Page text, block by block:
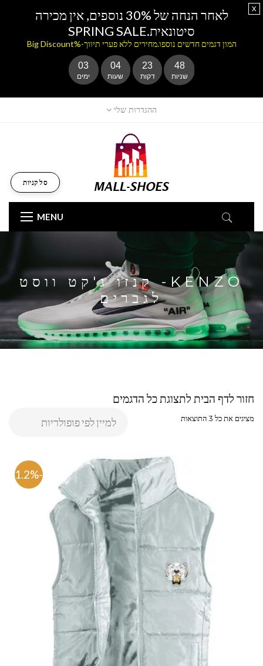
ההגדרות שלי
MENU
סל קניות
KENZO- קנזו ג'קט ווסט
לגברים
חזור לדף הבית לתצוגת כל הדגמים
מציגים את כל ⁦3⁩ התוצאות
-61.2%
לאחר הנחה של 30% נוספים, אין מכירה
סיטונאית.SPRING SALE
המון דגמים חדשים נוספו.מחירים ללא פערי תיווך-%Big Discount
03
ימים
04
שעות
23
דקות
48
שניות
x